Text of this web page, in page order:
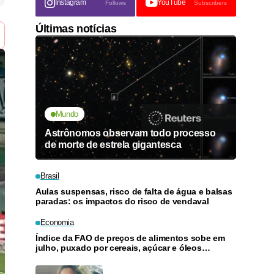
Instagram Follows YouTube Subscribers
Últimas notícias
Mundo
Astrônomos observam todo processo
de morte de estrela gigantesca
Brasil
Aulas suspensas, risco de falta de água e balsas
paradas: os impactos do risco de vendaval
Economia
Índice da FAO de preços de alimentos sobe em
julho, puxado por cereais, açúcar e óleos